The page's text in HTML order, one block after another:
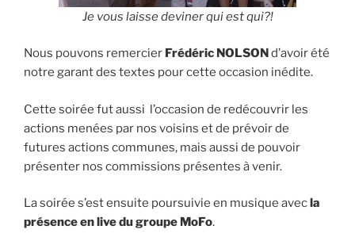
Je vous laisse deviner qui est qui?!
Nous pouvons remercier Frédéric NOLSONd’avoir été
notre garant des textes pour cette occasion inédite.
Cette soirée fut aussi l’occasion de redécouvrir les
actions menées par nos voisins et de prévoir de
futures actions communes, mais aussi de pouvoir
présenter nos commissions présentes à venir.
La soirée s’est ensuite poursuivie en musique avecla
présence en live du groupe MoFo.